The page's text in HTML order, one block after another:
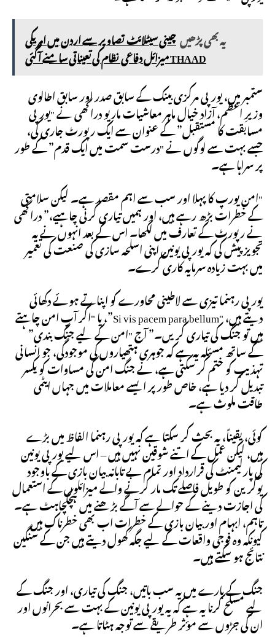
یہ بھی پڑھیںچینی سیٹلائٹ تصاویر سے اردن میں امریکی
THAAD میزائل دفاعی نظام کی تعیناتی سامنے آ گئی
ستمبر میں، یورپی مرکزی بینک کے سابق صدر اور سابق اطالوی
وزیرِ اعظم، آزاد خیال ماہر معاشیات ماریو دراگھی نے "یورپی
مسابقت کا مستقبل” کے عنوان سے ایک رپورٹ جاری کی،
جسے بہت سے لوگوں نے "درست سمت میں ایک قدم” کے طور
پر سراہا ہے۔
"امن یورپ کا پہلا اور سب سے اہم مقصد ہے۔ لیکن سلامتی
کے خطرات بڑھ رہے ہیں، اور ہمیں تیاری کرنی چاہیے،” دراگھی
نے رپورٹ کے تعارف میں لکھا۔ اس کے بعد انہوں نے یہ
تجویز پیش کی کہ یورپی یونین اپنی اسلحہ سازی کی صنعت کی تعمیر
میں بہت زیادہ سرمایہ کاری کرے۔
یورپی رہنما تیزی سے لاطینی محاورے کو اپناتے ہوئے دکھائی
دیتے ہیں، "Si vis pacem para bellum”، یا "اگر آپ امن چاہتے
ہیں تو جنگ کی تیاری کریں۔” آج "امن کے لیے جنگ بندی”
کے ساتھ مسئلہ یہ ہے کہ جوہری ہتھیاروں کی موجودگی، جو انسانی
تہذیب کو ختم کر سکتی ہے، نے جنگ امن کی مساوات کو یکسر
تبدیل کر دیا ہے، خاص طور پر ایسے معاملات میں جہاں ایٹمی
طاقت ملوث ہے۔
کوئی، یقیناً، یہ بحث کر سکتا ہے کہ یورپی رہنما الفاظ میں بڑے
ہیں، لیکن عمل کے اتنے شوقین نہیں ہیں – اس لیے یورپی یونین
کی پارلیمنٹ کی قرارداد اور تمام بے تابانہ بیان بازی کے باوجود
یوکرین کو طویل فاصلے تک مار کرنے والے میزائلوں کے استعمال
کی اجازت دینے کے حوالے سے آگے بڑھنے میں ہچکچاہٹ ہے۔
تاہم، ابہام اور بیان بازی کے خطرات اب بھی خطرناک ہیں
کیونکہ وہ فوجی واقعات کے لیے جگہ کھول دیتے ہیں جن کے سنگین
نتائج ہو سکتے ہیں۔
جنگ کے بارے میں یہ سب باتیں، جنگ کی تیاری، اور جنگ کے
لیے مسلح کرنا یہ ہے کہ یہ یورپی یونین کے بہت سے بحرانوں اور
ان کی جڑوں سے مؤثر طریقے سے توجہ ہٹاتا ہے۔